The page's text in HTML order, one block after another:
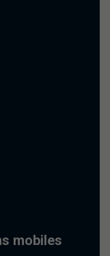
mobiles